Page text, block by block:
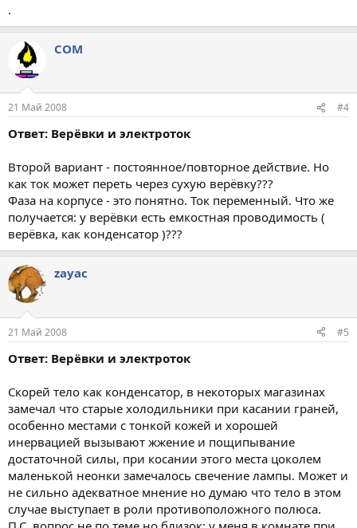
.
COM
21 Май 2008 #4
Ответ: Верёвки и электроток
Второй вариант - постоянное/повторное действие. Но
как ток может переть через сухую верёвку???
Фаза на корпусе - это понятно. Ток переменный. Что же
получается: у верёвки есть емкостная проводимость (
верёвка, как конденсатор )???
zayac
21 Май 2008 #5
Ответ: Верёвки и электроток
Скорей тело как конденсатор, в некоторых магазинах
замечал что старые холодильники при касании граней,
особенно местами с тонкой кожей и хорошей
инервацией вызывают жжение и пощипывание
достаточной силы, при косании этого места цоколем
маленькой неонки замечалось свечение лампы. Может и
не сильно адекватное мнение но думаю что тело в этом
случае выступает в роли противоположного полюса.